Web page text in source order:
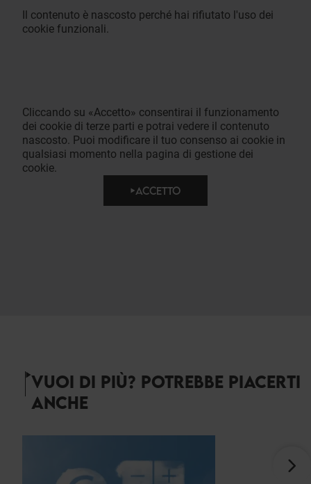
Il contenuto è nascosto perché hai rifiutato l'uso dei
cookie funzionali.
Cliccando su «Accetto» consentirai il funzionamento
dei cookie di terze parti e potrai vedere il contenuto
nascosto. Puoi modificare il tuo consenso ai cookie in
qualsiasi momento nella pagina di gestione dei
cookie.
ACCETTO
VUOI DI PIÙ? POTREBBE PIACERTI
ANCHE